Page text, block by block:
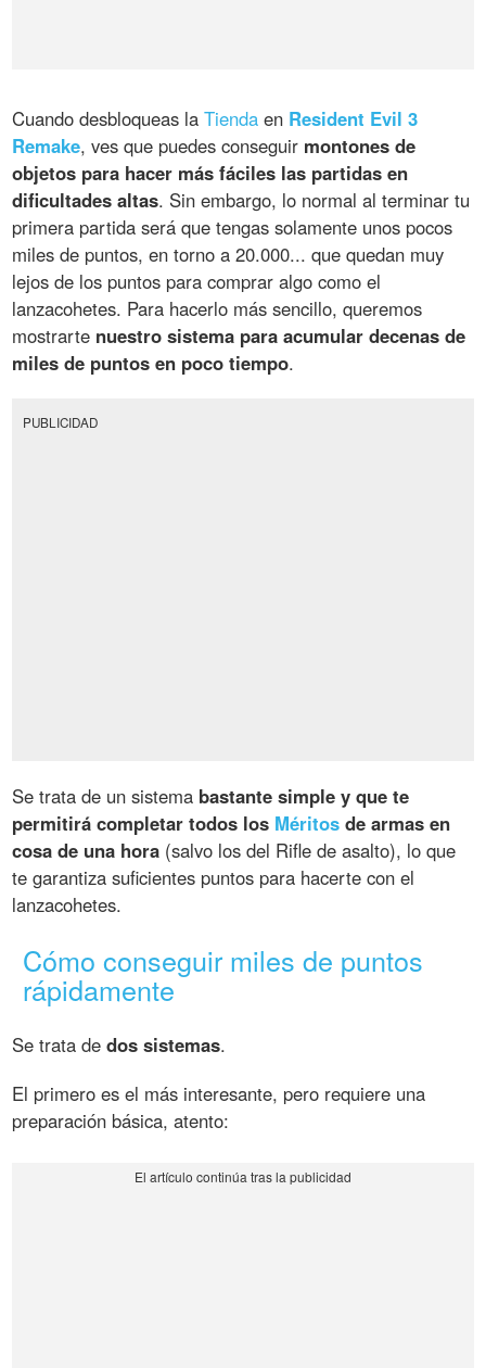
Cuando desbloqueas laTienda en Resident Evil 3
Remake, ves que puedes conseguir montones de
objetos para hacer más fáciles las partidas en
dificultades altas. Sin embargo, lo normal al terminar tu
primera partida será que tengas solamente unos pocos
miles de puntos, en torno a 20.000... que quedan muy
lejos de los puntos para comprar algo como el
lanzacohetes. Para hacerlo más sencillo, queremos
mostrarte nuestro sistema para acumular decenas de
miles de puntos en poco tiempo.
PUBLICIDAD
Se trata de un sistema bastante simple y que te
permitirá completar todos los Méritos de armas en
cosa de una hora (salvo los del Rifle de asalto), lo que
te garantiza suficientes puntos para hacerte con el
lanzacohetes.
Cómo conseguir miles de puntos
rápidamente
Se trata dedos sistemas.
El primero es el más interesante, pero requiere una
preparación básica, atento: